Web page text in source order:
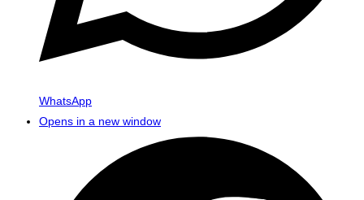
WhatsApp
Opens in a new window